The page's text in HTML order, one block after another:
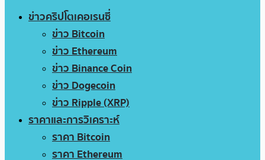
ข่าวคริปโตเคอเรนซี่
ข่าว Bitcoin
ข่าว Ethereum
ข่าว Binance Coin
ข่าว Dogecoin
ข่าว Ripple (XRP)
ราคาและการวิเคราะห์
ราคา Bitcoin
ราคา Ethereum